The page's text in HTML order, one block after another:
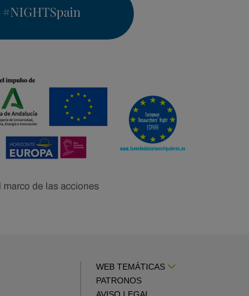
#NIGHTSpain
WEB TEMÁTICAS
PATRONOS